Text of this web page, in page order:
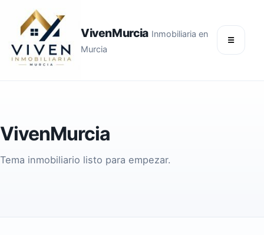
VivenMurcia Inmobiliaria en
Murcia
☰
VivenMurcia
Tema inmobiliario listo para empezar.